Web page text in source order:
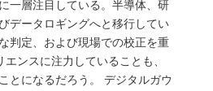
一層注目している。半導体、研
データロギングへと移行してい
判定、および現場での校正を重
ンスに注力していることも、
とになるだろう。 デジタルガウ